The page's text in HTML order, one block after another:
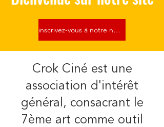
inscrivez-vous à notre newsletter
Crok Ciné est une
association d'intérêt
général, consacrant le
7ème art comme outil